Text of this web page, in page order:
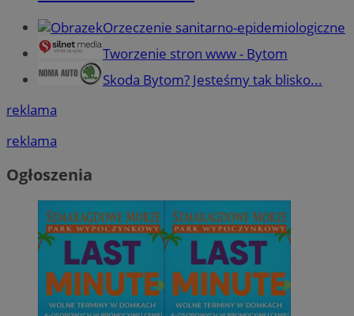
Orzeczenie sanitarno-epidemiologiczne
Tworzenie stron www - Bytom
Skoda Bytom? Jesteśmy tak blisko...
reklama
reklama
Ogłoszenia